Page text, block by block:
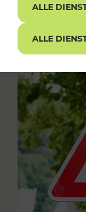
ALLE
ALLE